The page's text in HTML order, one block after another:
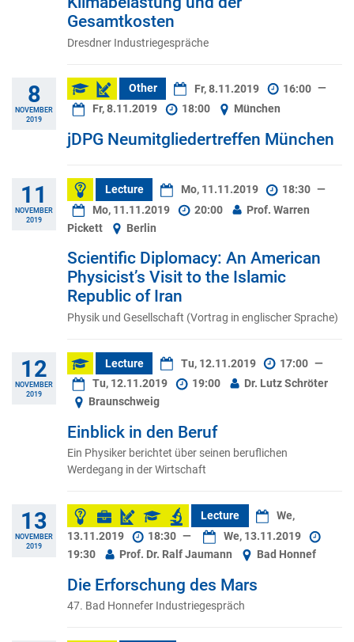
Gesamtkosten
Dresdner Industriegespräche
8
NOVEMBER
2019
Other Fr, 8.11.2019 16:00 —
Fr, 8.11.2019
18:00 München
jDPG Neumitgliedertreffen München
11
NOVEMBER
2019
Lecture Mo, 11.11.2019 18:30 —
Mo, 11.11.2019
20:00
Prof. Warren
Pickett
Berlin
Scientific Diplomacy: An American
Physicist’s Visit to the Islamic
Republic of Iran
Physik und Gesellschaft (Vortrag in englischer Sprache)
12
NOVEMBER
2019
Lecture Tu, 12.11.2019 17:00 —
Tu, 12.11.2019
19:00
Dr. Lutz Schröter
Braunschweig
Einblick in den Beruf
Ein Physiker berichtet über seinen beruflichen
Werdegang in der Wirtschaft
13
NOVEMBER
2019
Lecture
We,
13.11.2019
18:30 —
We, 13.11.2019
19:30
Prof. Dr. Ralf Jaumann Bad Honnef
Die Erforschung des Mars
47. Bad Honnefer Industriegespräch